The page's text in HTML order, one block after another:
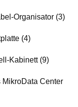
Organisator (3)
(4)
Kabinett(9)
MikroData Center